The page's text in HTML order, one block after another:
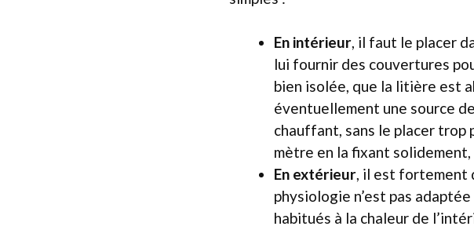
En intérieur, il faut le placer
lui fournir des couvertures
bien isolée, que la litière est
éventuellement une source
chauffant, sans le placer trop
mètre en la fixant
En extérieur, il est fortement
physiologie n’est pas
habitués à la chaleur de